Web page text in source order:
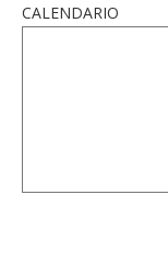
CALENDARIO